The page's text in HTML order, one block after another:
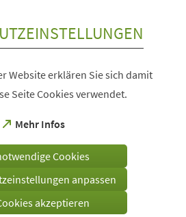
Website erklären Sie sich damit
Seite Cookies verwendet.
Mehr Infos
(Öffnet
einem
Tab)
Cookies
anpassen
akzeptieren